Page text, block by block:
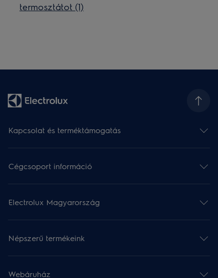
termosztátot (1)
Kapcsolat és terméktámogatás
Cégcsoport információ
Electrolux Magyarország
Népszerű termékeink
Webáruház​